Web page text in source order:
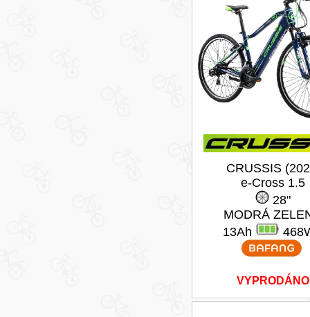
CRUSSIS
e-Cross 1.5
28"
MODRÁ
13Ah
VYPRODÁNO